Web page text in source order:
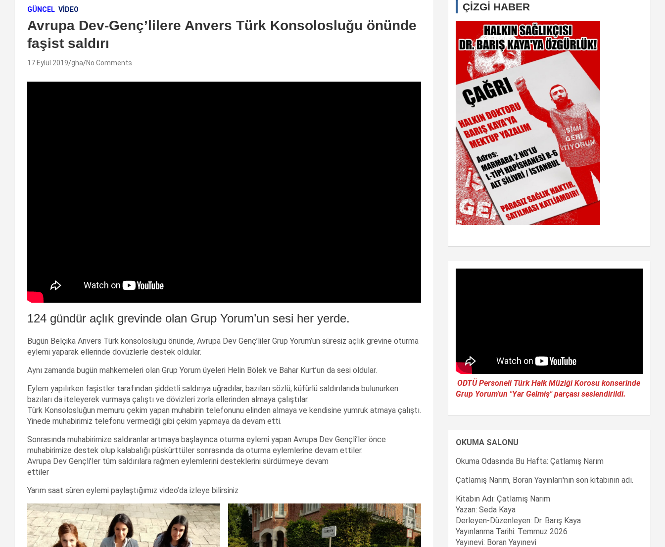
GÜNCEL VIDEO
Avrupa Dev-Genç’lilere Anvers Türk Konsolosluğu önünde
faşist saldırı
17 Eylül 2019 gha No Comments
124 gündür açlık grevinde olan Grup Yorum’un sesi her yerde.
Bugün Belçika Anvers Türk konsolosluğu önünde, Avrupa Dev Genç’liler Grup Yorum’un süresiz açlık grevine oturma
eylemi yaparak ellerinde dövüzlerle destek oldular.
Aynı zamanda bugün mahkemeleri olan Grup Yorum üyeleri Helin Bölek ve Bahar Kurt’un da sesi oldular.
Eylem yapılırken faşistler tarafından şiddetli saldırıya uğradılar, bazıları sözlü, küfürlü saldırılarıda bulunurken
bazıları da iteleyerek vurmaya çalıştı ve dövizleri zorla ellerinden almaya çalıştılar.
Türk Konsolosluğun memuru çekim yapan muhabirin telefonunu elinden almaya ve kendisine yumruk atmaya çalıştı.
Yinede muhabirimiz telefonu vermediği gibi çekim yapmaya da devam etti.
Sonrasında muhabirimize saldıranlar artmaya başlayınca oturma eylemi yapan Avrupa Dev Gençli’ler önce
muhabirimize destek olup kalabalığı püskürttüler sonrasında da oturma eylemlerine devam ettiler.
Avrupa Dev Gençli’ler tüm saldırılara rağmen eylemlerini desteklerini sürdürmeye devam
ettiler
Yarım saat süren eylemi paylaştığımız video’da izleye bilirsiniz
ÇİZGİ HABER
ODTÜ Personeli Türk Halk Müziği Korosu konserinde
Grup Yorum'un "Yar Gelmiş" parçası seslendirildi.
OKUMA SALONU
Okuma Odasında Bu Hafta: Çatlamış Narım
Çatlamış Narım, Boran Yayınları'nın son kitabının adı.
Kitabın Adı: Çatlamış Narım
Yazan: Seda Kaya
Derleyen-Düzenleyen: Dr. Barış Kaya
Yayınlanma Tarihi: Temmuz 2026
Yayınevi: Boran Yayınevi